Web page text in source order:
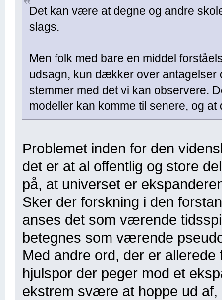
Det kan være at degne og andre
slags.
Men folk med bare en middel
udsagn, kun dækker over antagelser
stemmer med det vi kan observere.
modeller kan komme til senere, og
Problemet inden for den
det er at al offentlig og store
på, at universet er
Sker der forskning i den
anses det som værende
betegnes som værende
Med andre ord, der er
hjulspor der peger mod et
ekstrem svære at hoppe ud